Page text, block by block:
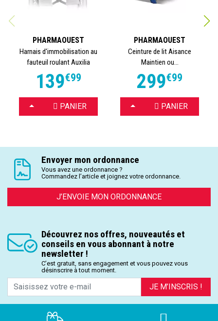
PHARMAOUEST
Harnais d'immobilisation au
fauteuil roulant Auxilia
139€99
CHOISIR PANIER
PHARMAOUEST
Ceinture de lit Aisance
Maintien ou...
299€99
CHOISIR PANIER
Envoyer mon ordonnance
Vous avez une ordonnance ?
Commandez l’article et joignez votre ordonnance.
J’ENVOIE MON ORDONNANCE
Découvrez nos offres, nouveautés et
conseils en vous abonnant à notre
newsletter !
C’est gratuit, sans engagement et vous pouvez vous
désinscrire à tout moment.
JE M’INSCRIS !